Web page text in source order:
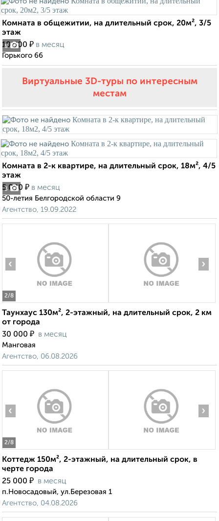
8
Комната в общежитии, на длительный срок, 20м², 3/5
этаж
10 000 ₽ в месяц
Горького 66
Виртуальные 3D-туры по интересным
местам
3
Комната в 2-к квартире, на длительный срок, 18м², 4/5
этаж
5 000 ₽ в месяц
50-летия Белгородской области 9
Агентство, 19.09.2022
2/8
‹ ›
Таунхаус 130м², 2-этажный, на длительный срок, 2 км
от города
30 000 ₽ в месяц
Манговая
Агентство, 06.08.2026
2/8
‹ ›
Коттедж 150м², 2-этажный, на длительный срок, в
черте города
25 000 ₽ в месяц
п.Новосадовый, ул.Березовая 1
Агентство, 04.08.2026